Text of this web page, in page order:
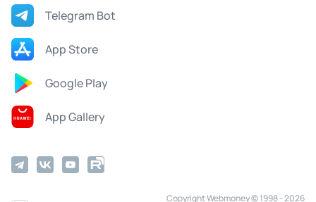
Telegram Bot
App Store
Google Play
App Gallery
Copyright Webmoney © 1998 - 2026